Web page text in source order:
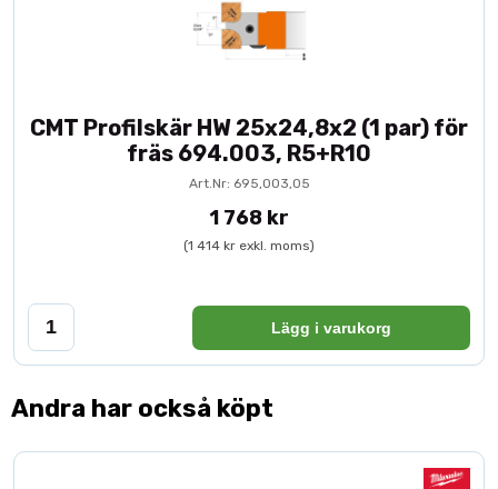
CMT Profilskär HW 25x24,8x2 (1 par) för
fräs 694.003, R5+R10
Art.Nr: 695,003,05
1 768 kr
(1 414 kr exkl. moms)
Lägg i varukorg
Andra har också köpt